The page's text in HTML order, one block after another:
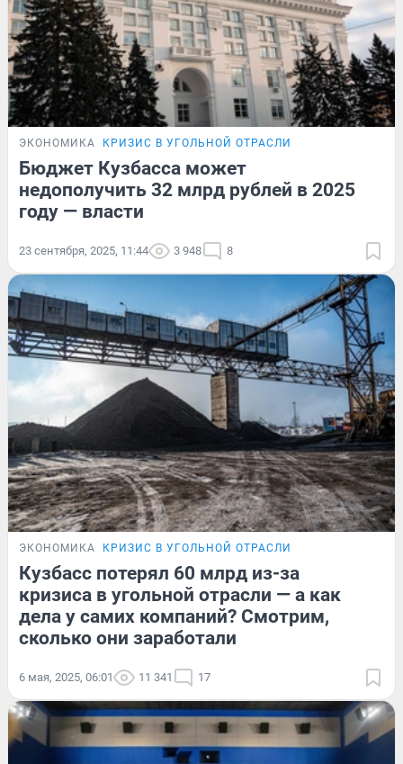
ЭКОНОМИКА КРИЗИС В УГОЛЬНОЙ ОТРАСЛИ
Бюджет Кузбасса может
недополучить 32 млрд рублей в 2025
году — власти
23 сентября, 2025, 11:44 3 948 8
ЭКОНОМИКА КРИЗИС В УГОЛЬНОЙ ОТРАСЛИ
Кузбасс потерял 60 млрд из-за
кризиса в угольной отрасли — а как
дела у самих компаний? Смотрим,
сколько они заработали
6 мая, 2025, 06:01 11 341 17